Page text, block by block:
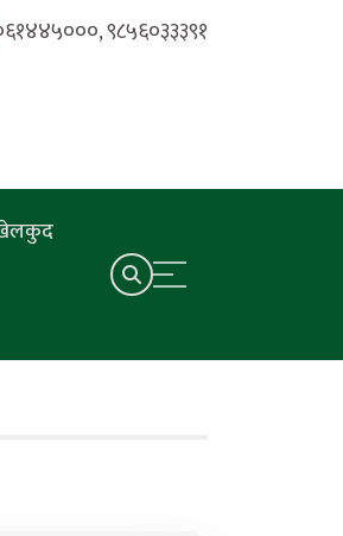
९८५६०३३३९१